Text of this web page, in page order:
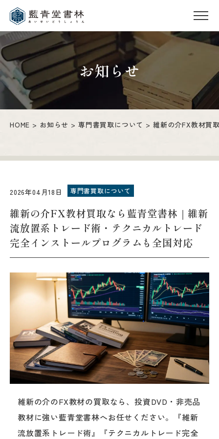
お知らせ
HOME お知らせ 専門書買取について 維新の介FX教材買
2026年04月18日 専門書買取について
維新の介FX教材買取なら藍青堂書林｜維新
流放置系トレード術・テクニカルトレード
完全インストールプログラムも全国対応
維新の介のFX教材の買取なら、投資DVD・非売品
教材に強い藍青堂書林へお任せください。『維新
流放置系トレード術』『テクニカルトレード完全